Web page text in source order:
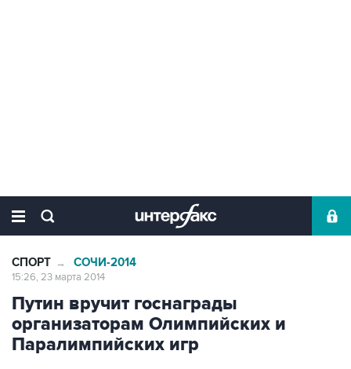
СПОРТ → СОЧИ-2014
15:26, 23 марта 2014
Путин вручит госнаграды
организаторам Олимпийских и
Паралимпийских игр